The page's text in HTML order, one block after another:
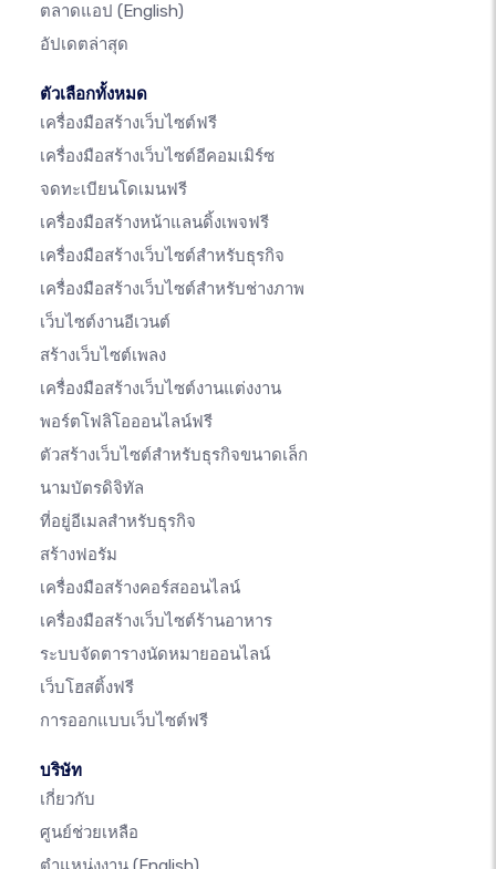
ตลาดแอป (English)
อัปเดตล่าสุด
ตัวเลือกทั้งหมด
เครื่องมือสร้างเว็บไซต์ฟรี
เครื่องมือสร้างเว็บไซต์อีคอมเมิร์ซ
จดทะเบียนโดเมนฟรี
เครื่องมือสร้างหน้าแลนดิ้งเพจฟรี
เครื่องมือสร้างเว็บไซต์สำหรับธุรกิจ
เครื่องมือสร้างเว็บไซต์สำหรับช่างภาพ
เว็บไซต์งานอีเวนต์
สร้างเว็บไซต์เพลง
เครื่องมือสร้างเว็บไซต์งานแต่งงาน
พอร์ตโฟลิโอออนไลน์ฟรี
ตัวสร้างเว็บไซต์สำหรับธุรกิจขนาดเล็ก
นามบัตรดิจิทัล
ที่อยู่อีเมลสำหรับธุรกิจ
สร้างฟอรัม
เครื่องมือสร้างคอร์สออนไลน์
เครื่องมือสร้างเว็บไซต์ร้านอาหาร
ระบบจัดตารางนัดหมายออนไลน์
เว็บโฮสติ้งฟรี
การออกแบบเว็บไซต์ฟรี
บริษัท
เกี่ยวกับ
ศูนย์ช่วยเหลือ